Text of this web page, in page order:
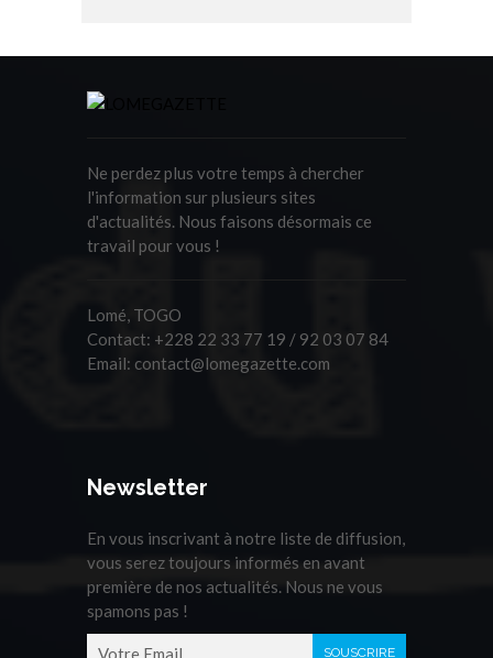
Ne perdez plus votre temps à chercher
l'information sur plusieurs sites
d'actualités. Nous faisons désormais ce
travail pour vous !
Lomé, TOGO
Contact: +228 22 33 77 19 / 92 03 07 84
Email: contact@lomegazette.com
Newsletter
En vous inscrivant à notre liste de diffusion,
vous serez toujours informés en avant
première de nos actualités. Nous ne vous
spamons pas !